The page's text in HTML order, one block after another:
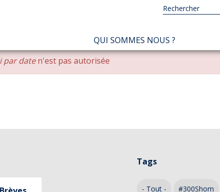
NAVIGATION
PRINCIPALE
QUI SOMMES NOUS ?
par daten'est pas autorisée
Tags
- Tout - #300Shom